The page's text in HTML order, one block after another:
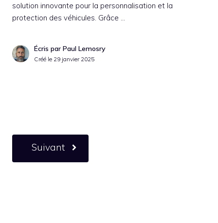
solution innovante pour la personnalisation et la
protection des véhicules. Grâce …
Écris par Paul Lemosry
Créé le 29 janvier 2025
Suivant